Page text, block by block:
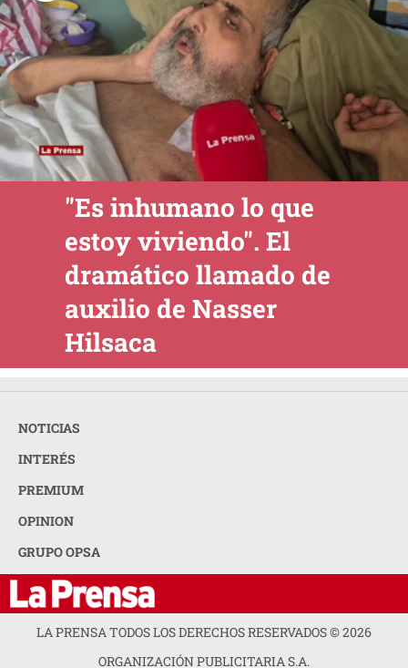
"Es inhumano lo que
estoy viviendo". El
dramático llamado de
auxilio de Nasser
Hilsaca
NOTICIAS
INTERÉS
PREMIUM
OPINION
GRUPO OPSA
LA PRENSA TODOS LOS DERECHOS RESERVADOS ©2026
ORGANIZACIÓN PUBLICITARIA S.A.